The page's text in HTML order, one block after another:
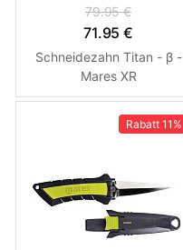
79.95 €
71.95 €
Schneidezahn Titan - β -
Mares XR
Rabatt 11%